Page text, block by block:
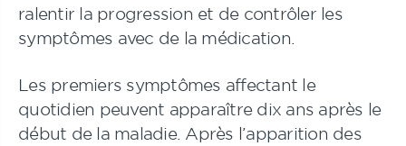
ralentir la progression et de contrôler les
symptômes avec de la médication.
Les premiers symptômes affectant le
quotidien peuvent apparaître dix ans après le
début de la maladie. Après l’apparition des